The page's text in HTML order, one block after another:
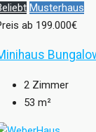
Musterhaus
ab 199.000€
2 Zimmer
53 m²